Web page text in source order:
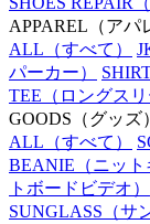
APPAREL （アパ
ALL （すべて）
パーカー）
TEE （ロングス
GOODS （グッズ）
ALL （すべて）
BEANIE （ニッ
トボードビデオ）
SUNGLASS （サ